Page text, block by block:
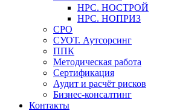
НРС. НОСТРОЙ
НРС. НОПРИЗ
СРО
СУОТ. Аутсорсинг
ППК
Методическая работа
Сертификация
Аудит и расчёт рисков
Бизнес-консалтинг
Контакты